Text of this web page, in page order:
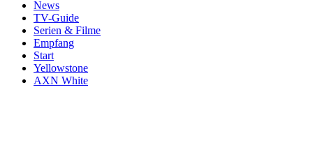
News
TV-Guide
Serien & Filme
Empfang
Start
Yellowstone
AXN White